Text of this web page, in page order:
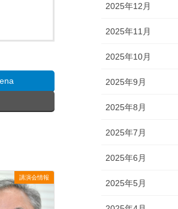
講演会情報
2025年12月
2025年11月
2025年10月
2025年9月
2025年8月
2025年7月
2025年6月
2025年5月